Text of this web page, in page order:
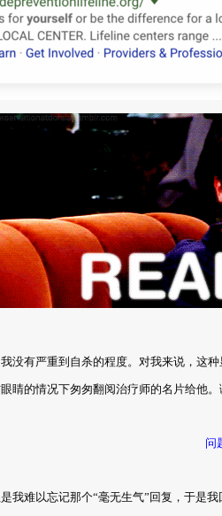
没有严重到自杀的程度。对我来说，这
睛的情况下匆匆翻阅治疗师的名片给他
问
我难以忘记那个“毫无生气”回复，于是